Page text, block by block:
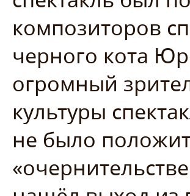
композиторов
черного кота
огромный
культуры
не было